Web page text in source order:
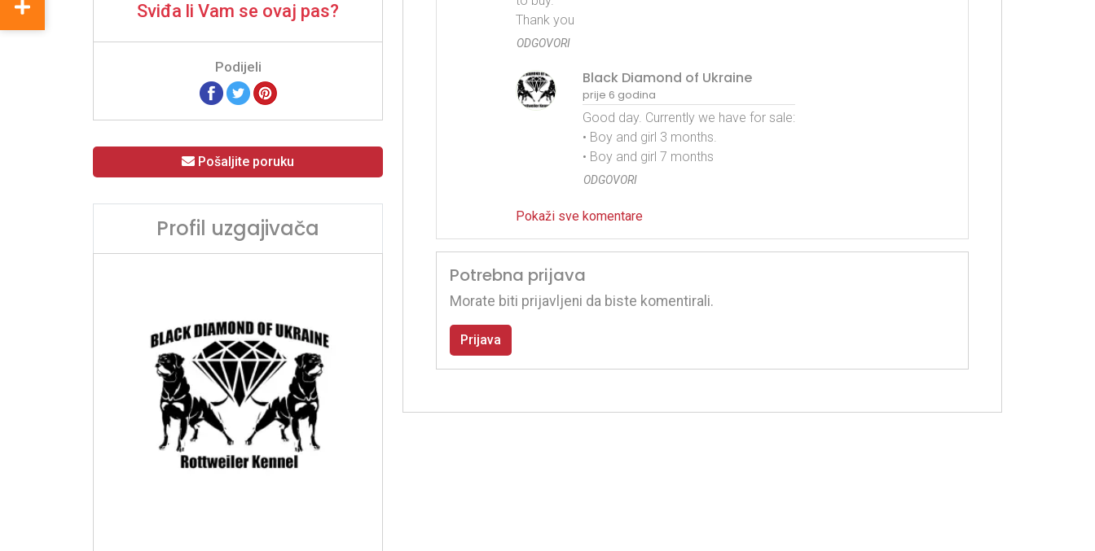
Sviđa li Vam se ovaj pas?
Podijeli
Pošaljite poruku
Profil uzgajivača
Thank you
ODGOVORI
Black Diamond of Ukraine
prije 6 godina
Good day. Currently we have for sale:
• Boy and girl 3 months.
• Boy and girl 7 months
ODGOVORI
Pokaži sve komentare
Potrebna prijava
Morate biti prijavljeni da biste komentirali.
Prijava